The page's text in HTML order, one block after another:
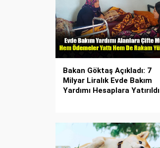
Bakan Göktaş Açıkladı: 7
Milyar Liralık Evde Bakım
Yardımı Hesaplara Yatırıldı